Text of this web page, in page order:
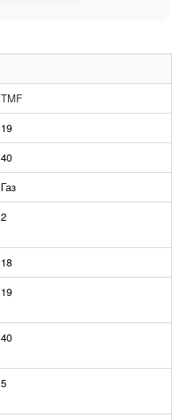
TMF
19
40
Газ
2
18
19
40
5